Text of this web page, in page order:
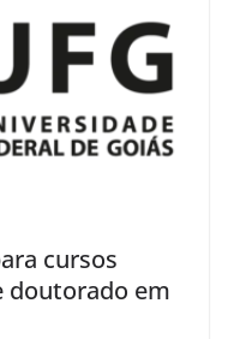
cursos
doutorado em